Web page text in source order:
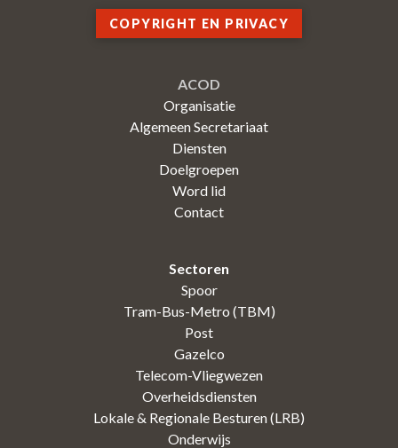
COPYRIGHT EN PRIVACY
ACOD
Organisatie
Algemeen Secretariaat
Diensten
Doelgroepen
Word lid
Contact
Sectoren
Spoor
Tram-Bus-Metro (TBM)
Post
Gazelco
Telecom-Vliegwezen
Overheidsdiensten
Lokale & Regionale Besturen (LRB)
Onderwijs